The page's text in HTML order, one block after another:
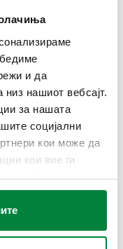
и да
низ нашиот вебсајт.
за нашата
социјални
кои може да
кои вие ги
се собрани од
од: